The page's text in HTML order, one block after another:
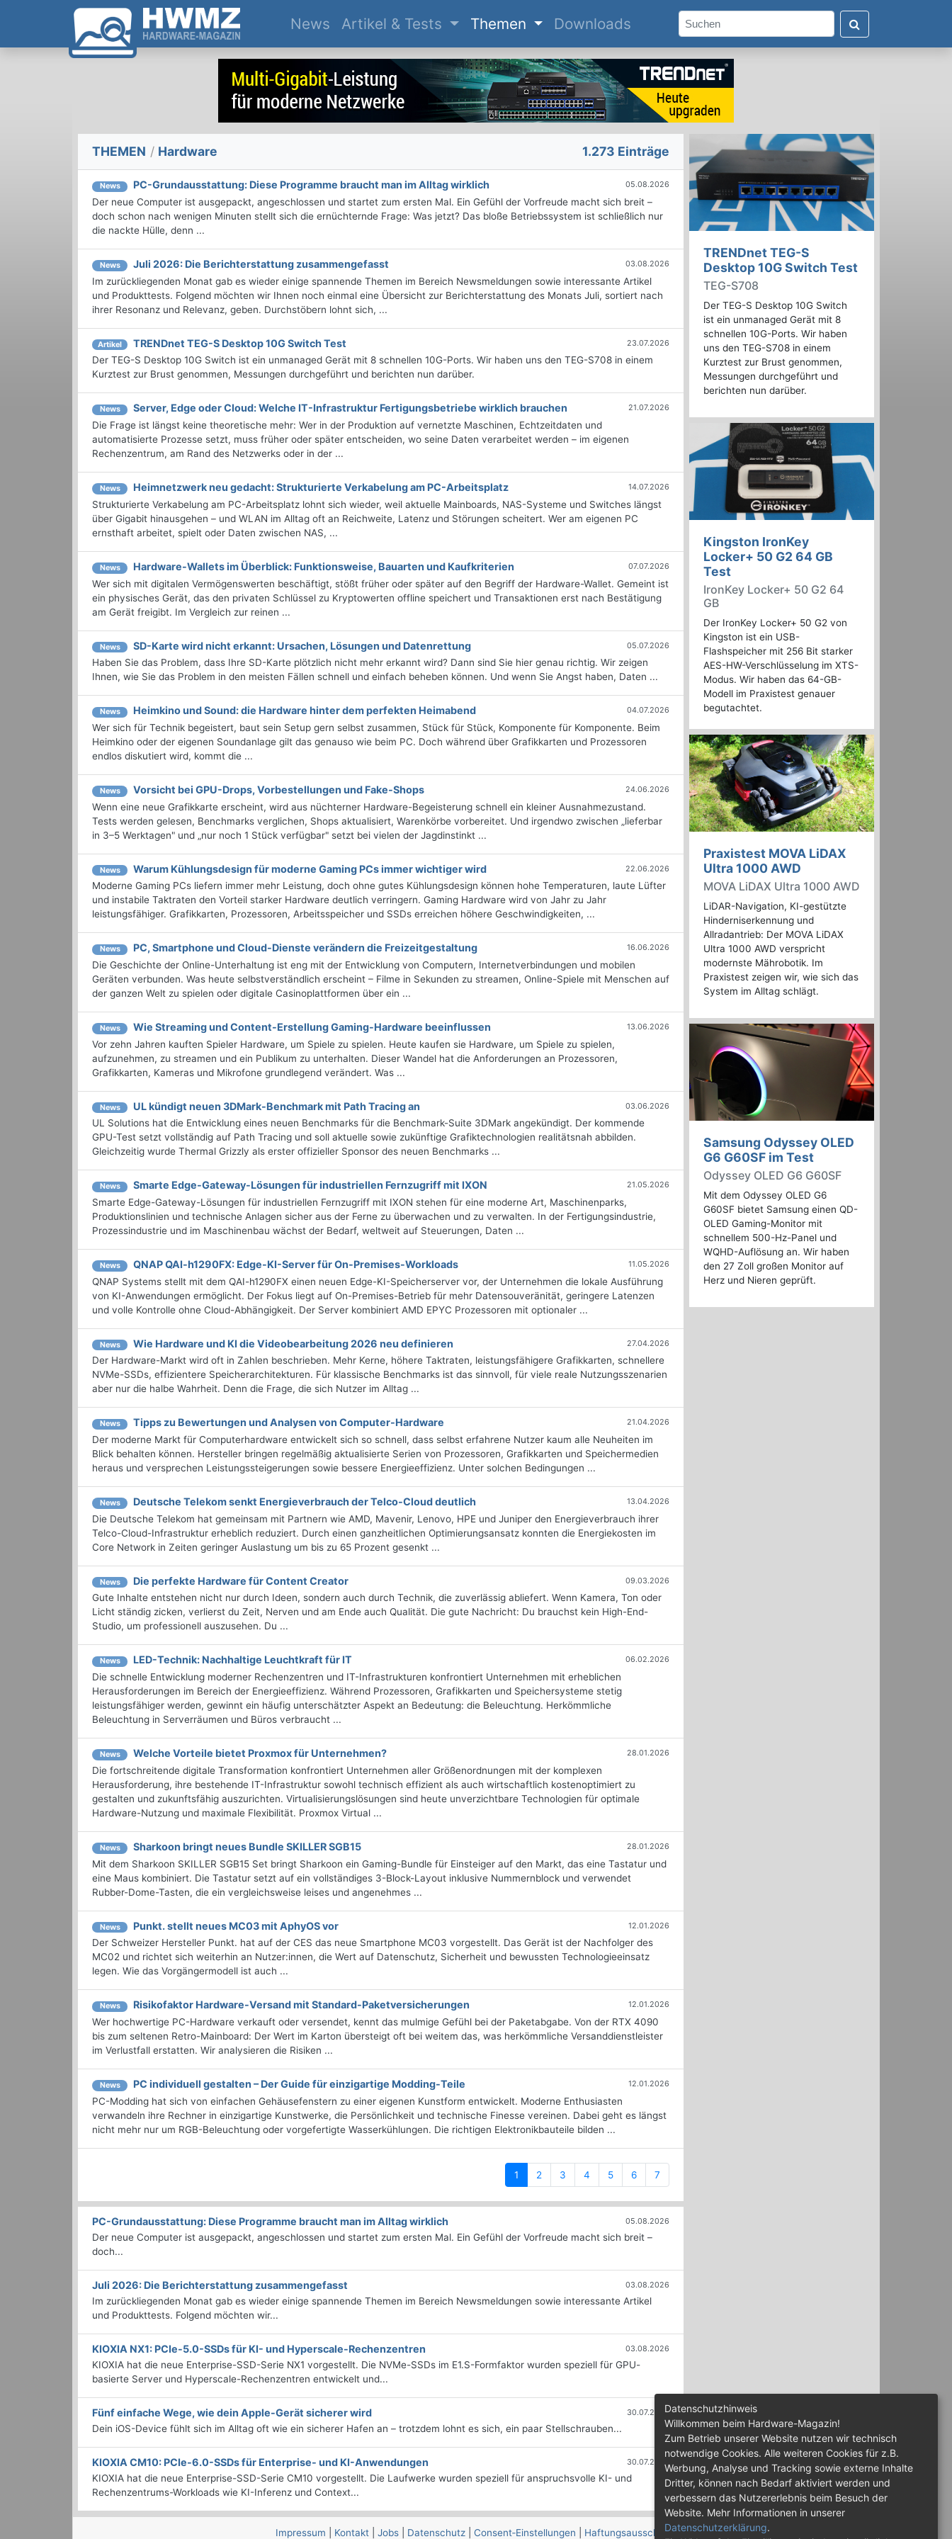
News(current)
Artikel & Tests Themen Downloads
THEMEN / Hardware 1.273 Einträge
News PC-Grundausstattung: Diese Programme braucht man im Alltag wirklich 05.08.2026
Der neue Computer ist ausgepackt, angeschlossen und startet zum ersten Mal. Ein Gefühl der Vorfreude macht sich breit –
doch schon nach wenigen Minuten stellt sich die ernüchternde Frage: Was jetzt? Das bloße Betriebssystem ist schließlich nur
die nackte Hülle, denn ...
News Juli 2026: Die Bericht­erstattung zusammengefasst 03.08.2026
Im zurückliegenden Monat gab es wieder einige spannende Themen im Bereich Newsmeldungen sowie interessante Artikel
und Produkttests. Folgend möchten wir Ihnen noch einmal eine Übersicht zur Berichterstattung des Monats Juli, sortiert nach
ihrer Resonanz und Relevanz, geben. Durchstöbern lohnt sich, ...
Artikel TRENDnet TEG-S Desktop 10G Switch Test 23.07.2026
Der TEG-S Desktop 10G Switch ist ein unmanaged Gerät mit 8 schnellen 10G-Ports. Wir haben uns den TEG-S708 in einem
Kurztest zur Brust genommen, Messungen durchgeführt und berichten nun darüber.
News Server, Edge oder Cloud: Welche IT-Infrastruktur Fertigungsbetriebe wirklich brauchen 21.07.2026
Die Frage ist längst keine theoretische mehr: Wer in der Produktion auf vernetzte Maschinen, Echtzeitdaten und
automatisierte Prozesse setzt, muss früher oder später entscheiden, wo seine Daten verarbeitet werden – im eigenen
Rechenzentrum, am Rand des Netzwerks oder in der ...
News Heimnetzwerk neu gedacht: Strukturierte Verkabelung am PC-Arbeitsplatz 14.07.2026
Strukturierte Verkabelung am PC-Arbeitsplatz lohnt sich wieder, weil aktuelle Mainboards, NAS-Systeme und Switches längst
über Gigabit hinausgehen – und WLAN im Alltag oft an Reichweite, Latenz und Störungen scheitert. Wer am eigenen PC
ernsthaft arbeitet, spielt oder Daten zwischen NAS, ...
News Hardware-Wallets im Überblick: Funktionsweise, Bauarten und Kaufkriterien 07.07.2026
Wer sich mit digitalen Vermögenswerten beschäftigt, stößt früher oder später auf den Begriff der Hardware-Wallet. Gemeint ist
ein physisches Gerät, das den privaten Schlüssel zu Kryptowerten offline speichert und Transaktionen erst nach Bestätigung
am Gerät freigibt. Im Vergleich zur reinen ...
News SD-Karte wird nicht erkannt: Ursachen, Lösungen und Datenrettung 05.07.2026
Haben Sie das Problem, dass Ihre SD-Karte plötzlich nicht mehr erkannt wird? Dann sind Sie hier genau richtig. Wir zeigen
Ihnen, wie Sie das Problem in den meisten Fällen schnell und einfach beheben können. Und wenn Sie Angst haben, Daten ...
News Heimkino und Sound: die Hardware hinter dem perfekten Heimabend 04.07.2026
Wer sich für Technik begeistert, baut sein Setup gern selbst zusammen, Stück für Stück, Komponente für Komponente. Beim
Heimkino oder der eigenen Soundanlage gilt das genauso wie beim PC. Doch während über Grafikkarten und Prozessoren
endlos diskutiert wird, kommt die ...
News Vorsicht bei GPU-Drops, Vorbestellungen und Fake-Shops 24.06.2026
Wenn eine neue Grafikkarte erscheint, wird aus nüchterner Hardware-Begeisterung schnell ein kleiner Ausnahmezustand.
Tests werden gelesen, Benchmarks verglichen, Shops aktualisiert, Warenkörbe vorbereitet. Und irgendwo zwischen „lieferbar
in 3–5 Werktagen" und „nur noch 1 Stück verfügbar" setzt bei vielen der Jagdinstinkt ...
News Warum Kühlungsdesign für moderne Gaming PCs immer wichtiger wird 22.06.2026
Moderne Gaming PCs liefern immer mehr Leistung, doch ohne gutes Kühlungsdesign können hohe Temperaturen, laute Lüfter
und instabile Taktraten den Vorteil starker Hardware deutlich verringern. Gaming Hardware wird von Jahr zu Jahr
leistungsfähiger. Grafikkarten, Prozessoren, Arbeitsspeicher und SSDs erreichen höhere Geschwindigkeiten, ...
News PC, Smartphone und Cloud-Dienste verändern die Freizeitgestaltung 16.06.2026
Die Geschichte der Online-Unterhaltung ist eng mit der Entwicklung von Computern, Internetverbindungen und mobilen
Geräten verbunden. Was heute selbstverständlich erscheint – Filme in Sekunden zu streamen, Online-Spiele mit Menschen auf
der ganzen Welt zu spielen oder digitale Casinoplattformen über ein ...
News Wie Streaming und Content-Erstellung Gaming-Hardware beeinflussen 13.06.2026
Vor zehn Jahren kauften Spieler Hardware, um Spiele zu spielen. Heute kaufen sie Hardware, um Spiele zu spielen,
aufzunehmen, zu streamen und ein Publikum zu unterhalten. Dieser Wandel hat die Anforderungen an Prozessoren,
Grafikkarten, Kameras und Mikrofone grundlegend verändert. Was ...
News UL kündigt neuen 3DMark-Benchmark mit Path Tracing an 03.06.2026
UL Solutions hat die Entwicklung eines neuen Benchmarks für die Benchmark-Suite 3DMark angekündigt. Der kommende
GPU-Test setzt vollständig auf Path Tracing und soll aktuelle sowie zukünftige Grafiktechnologien realitätsnah abbilden.
Gleichzeitig wurde Thermal Grizzly als erster offizieller Sponsor des neuen Benchmarks ...
News Smarte Edge-Gateway-Lösungen für industriellen Fernzugriff mit IXON 21.05.2026
Smarte Edge-Gateway-Lösungen für industriellen Fernzugriff mit IXON stehen für eine moderne Art, Maschinenparks,
Produktionslinien und technische Anlagen sicher aus der Ferne zu überwachen und zu verwalten. In der Fertigungsindustrie,
Prozessindustrie und im Maschinenbau wächst der Bedarf, weltweit auf Steuerungen, Daten ...
News QNAP QAI-h1290FX: Edge-KI-Server für On-Premises-Workloads 11.05.2026
QNAP Systems stellt mit dem QAI-h1290FX einen neuen Edge-KI-Speicherserver vor, der Unternehmen die lokale Ausführung
von KI-Anwendungen ermöglicht. Der Fokus liegt auf On-Premises-Betrieb für mehr Datensouveränität, geringere Latenzen
und volle Kontrolle ohne Cloud-Abhängigkeit. Der Server kombiniert AMD EPYC Prozessoren mit optionaler ...
News Wie Hardware und KI die Videobearbeitung 2026 neu definieren 27.04.2026
Der Hardware-Markt wird oft in Zahlen beschrieben. Mehr Kerne, höhere Taktraten, leistungsfähigere Grafikkarten, schnellere
NVMe-SSDs, effizientere Speicherarchitekturen. Für klassische Benchmarks ist das sinnvoll, für viele reale Nutzungsszenarien
aber nur die halbe Wahrheit. Denn die Frage, die sich Nutzer im Alltag ...
News Tipps zu Bewertungen und Analysen von Computer-Hardware 21.04.2026
Der moderne Markt für Computerhardware entwickelt sich so schnell, dass selbst erfahrene Nutzer kaum alle Neuheiten im
Blick behalten können. Hersteller bringen regelmäßig aktualisierte Serien von Prozessoren, Grafikkarten und Speichermedien
heraus und versprechen Leistungssteigerungen sowie bessere Energieeffizienz. Unter solchen Bedingungen ...
News Deutsche Telekom senkt Energieverbrauch der Telco-Cloud deutlich 13.04.2026
Die Deutsche Telekom hat gemeinsam mit Partnern wie AMD, Mavenir, Lenovo, HPE und Juniper den Energieverbrauch ihrer
Telco-Cloud-Infrastruktur erheblich reduziert. Durch einen ganzheitlichen Optimierungsansatz konnten die Energiekosten im
Core Network in Zeiten geringer Auslastung um bis zu 65 Prozent gesenkt ...
News Die perfekte Hardware für Content Creator 09.03.2026
Gute Inhalte entstehen nicht nur durch Ideen, sondern auch durch Technik, die zuverlässig abliefert. Wenn Kamera, Ton oder
Licht ständig zicken, verlierst du Zeit, Nerven und am Ende auch Qualität. Die gute Nachricht: Du brauchst kein High-End-
Studio, um professionell auszusehen. Du ...
News LED-Technik: Nachhaltige Leuchtkraft für IT 06.02.2026
Die schnelle Entwicklung moderner Rechenzentren und IT-Infrastrukturen konfrontiert Unternehmen mit erheblichen
Herausforderungen im Bereich der Energieeffizienz. Während Prozessoren, Grafikkarten und Speichersysteme stetig
leistungsfähiger werden, gewinnt ein häufig unterschätzter Aspekt an Bedeutung: die Beleuchtung. Herkömmliche
Beleuchtung in Serverräumen und Büros verbraucht ...
News Welche Vorteile bietet Proxmox für Unternehmen? 28.01.2026
Die fortschreitende digitale Transformation konfrontiert Unternehmen aller Größenordnungen mit der komplexen
Herausforderung, ihre bestehende IT-Infrastruktur sowohl technisch effizient als auch wirtschaftlich kostenoptimiert zu
gestalten und zukunftsfähig auszurichten. Virtualisierungslösungen sind heute unverzichtbare Technologien für optimale
Hardware-Nutzung und maximale Flexibilität. Proxmox Virtual ...
News Sharkoon bringt neues Bundle SKILLER SGB15 28.01.2026
Mit dem Sharkoon SKILLER SGB15 Set bringt Sharkoon ein Gaming-Bundle für Einsteiger auf den Markt, das eine Tastatur und
eine Maus kombiniert. Die Tastatur setzt auf ein vollständiges 3-Block-Layout inklusive Nummernblock und verwendet
Rubber-Dome-Tasten, die ein vergleichsweise leises und angenehmes ...
News Punkt. stellt neues MC03 mit AphyOS vor 12.01.2026
Der Schweizer Hersteller Punkt. hat auf der CES das neue Smartphone MC03 vorgestellt. Das Gerät ist der Nachfolger des
MC02 und richtet sich weiterhin an Nutzer:innen, die Wert auf Datenschutz, Sicherheit und bewussten Technologieeinsatz
legen. Wie das Vorgängermodell ist auch ...
News Risikofaktor Hardware-Versand mit Standard-Paketversicherungen 12.01.2026
Wer hochwertige PC-Hardware verkauft oder versendet, kennt das mulmige Gefühl bei der Paketabgabe. Von der RTX 4090
bis zum seltenen Retro-Mainboard: Der Wert im Karton übersteigt oft bei weitem das, was herkömmliche Versanddienstleister
im Verlustfall erstatten. Wir analysieren die Risiken ...
News PC individuell gestalten – Der Guide für einzigartige Modding-Teile 12.01.2026
PC-Modding hat sich von einfachen Gehäusefenstern zu einer eigenen Kunstform entwickelt. Moderne Enthusiasten
verwandeln ihre Rechner in einzigartige Kunstwerke, die Persönlichkeit und technische Finesse vereinen. Dabei geht es längst
nicht mehr nur um RGB-Beleuchtung oder vorgefertigte Wasserkühlungen. Die richtigen Elektronikbauteile bilden ...
1 (current)
2 3 4 5 6 7
PC-Grundausstattung: Diese Programme braucht man im Alltag wirklich 05.08.2026
Der neue Computer ist ausgepackt, angeschlossen und startet zum ersten Mal. Ein Gefühl der Vorfreude macht sich breit –
doch...
Juli 2026: Die Bericht­erstattung zusammengefasst 03.08.2026
Im zurückliegenden Monat gab es wieder einige spannende Themen im Bereich Newsmeldungen sowie interessante Artikel
und Produkttests. Folgend möchten wir...
KIOXIA NX1: PCIe-5.0-SSDs für KI- und Hyperscale-Rechenzentren 03.08.2026
KIOXIA hat die neue Enterprise-SSD-Serie NX1 vorgestellt. Die NVMe-SSDs im E1.S-Formfaktor wurden speziell für GPU-
basierte Server und Hyperscale-Rechenzentren entwickelt und...
Fünf einfache Wege, wie dein Apple-Gerät sicherer wird 30.07.2026
Dein iOS-Device fühlt sich im Alltag oft wie ein sicherer Hafen an – trotzdem lohnt es sich, ein paar Stellschrauben...
KIOXIA CM10: PCIe-6.0-SSDs für Enterprise- und KI-Anwendungen 30.07.2026
KIOXIA hat die neue Enterprise-SSD-Serie CM10 vorgestellt. Die Laufwerke wurden speziell für anspruchsvolle KI- und
Rechenzentrums-Workloads wie KI-Inferenz und Context...
TRENDnet TEG-S
Desktop 10G Switch Test
TEG-S708
Der TEG-S Desktop 10G Switch
ist ein unmanaged Gerät mit 8
schnellen 10G-Ports. Wir haben
uns den TEG-S708 in einem
Kurztest zur Brust genommen,
Messungen durchgeführt und
berichten nun darüber.
Kingston IronKey
Locker+ 50 G2 64 GB
Test
IronKey Locker+ 50 G2 64
GB
Der IronKey Locker+ 50 G2 von
Kingston ist ein USB-
Flashspeicher mit 256 Bit starker
AES-HW-Verschlüsselung im XTS-
Modus. Wir haben das 64-GB-
Modell im Praxistest genauer
begutachtet.
Praxistest MOVA LiDAX
Ultra 1000 AWD
MOVA LiDAX Ultra 1000 AWD
LiDAR-Navigation, KI-gestützte
Hinderniserkennung und
Allradantrieb: Der MOVA LiDAX
Ultra 1000 AWD verspricht
modernste Mährobotik. Im
Praxistest zeigen wir, wie sich das
System im Alltag schlägt.
Samsung Odyssey OLED
G6 G60SF im Test
Odyssey OLED G6 G60SF
Mit dem Odyssey OLED G6
G60SF bietet Samsung einen QD-
OLED Gaming-Monitor mit
schnellem 500-Hz-Panel und
WQHD-Auflösung an. Wir haben
den 27 Zoll großen Monitor auf
Herz und Nieren geprüft.
Impressum Kontakt Jobs Datenschutz Consent‑Einstellungen Haftungsausschluss
Datenschutzhinweis
Willkommen beim Hardware-Magazin!
Zum Betrieb unserer Website nutzen wir technisch
notwendige Cookies. Alle weiteren Cookies für z.B.
Werbung, Analyse und Tracking sowie externe Inhalte
Dritter, können nach Bedarf aktiviert werden und
verbessern das Nutzererlebnis beim Besuch der
Website. Mehr Informationen in unserer
Datenschutzerklärung.